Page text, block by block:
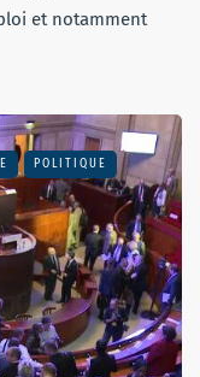
et notamment
POLITIQUE